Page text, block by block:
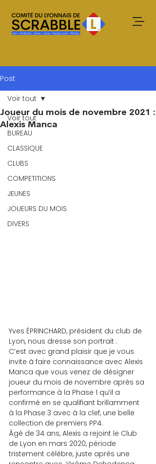
Post
Voir tout
BUREAU
CLASSIQUE
CLUBS
COMPETITIONS
JEUNES
JOUEURS DU MOIS
DIVERS
Voir tout
Joueur du mois de novembre 2021 :
Alexis Manca
Yves ÉPRINCHARD, président du club de
Lyon, nous dresse son portrait :
C’est avec grand plaisir que je vous
invite à faire connaissance avec Alexis
Manca que vous venez de désigner
joueur du mois de novembre après sa
performance à la Phase 1 qu’il a
confirmé en se qualifiant brillamment
à la Phase 3 avec à la clef, une belle
collection de premiers PP4.
Âgé de 34 ans, Alexis a rejoint le Club
de Lyon en mars 2020, période
tristement célèbre, juste après une